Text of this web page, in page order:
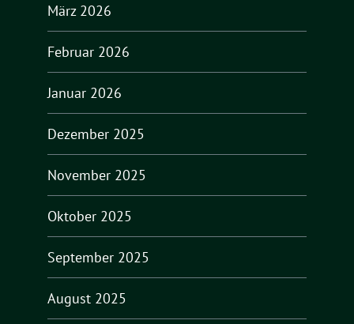
März 2026
Februar 2026
Januar 2026
Dezember 2025
November 2025
Oktober 2025
September 2025
August 2025